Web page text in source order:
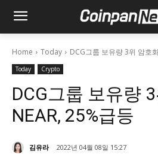
Home Today DCG그룹 보유량 3위 암호
Today Crypto
DCG그룹 보유량
NEAR, 25%급등
김유라 2022년 04월 08일 15:27